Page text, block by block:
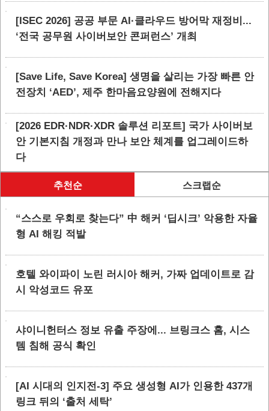
[ISEC 2026] 공공 부문 AI·클라우드 방어막 재정비...
‘전국 공무원 사이버보안 콘퍼런스’ 개최
[Save Life, Save Korea] 생명을 살리는 가장 빠른 안
전장치 ‘AED’, 제주 한마음요양원에 전해지다
[2026 EDR·NDR·XDR 솔루션 리포트] 국가 사이버보
안 기본지침 개정과 만나 보안 체계를 업그레이드하
다
추천순 스크랩순
“스스로 우회로 찾는다” 中 해커 ‘딥시크’ 악용한 자율
형 AI 해킹 적발
호텔 와이파이 노린 러시아 해커, 가짜 업데이트로 감
시 악성코드 유포
샤이니헌터스 정보 유출 주장에... 브링크스 홈, 시스
템 침해 공식 확인
[AI 시대의 인지전-3] 주요 생성형 AI가 인용한 437개
링크 뒤의 ‘출처 세탁’